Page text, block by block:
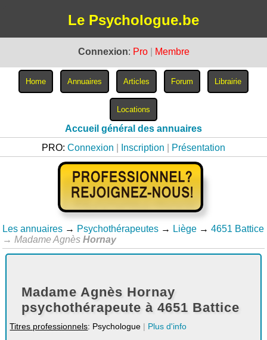
Le Psychologue.be
Connexion: Pro Membre
Accueil général des annuaires
PRO: Connexion Inscription Présentation
Les annuaires → Psychothérapeutes → Liège → 4651 Battice
→ Madame AgnèsHornay
Madame Agnès Hornay
psychothérapeute à 4651 Battice
Titres professionnels: Psychologue | Plus d'info